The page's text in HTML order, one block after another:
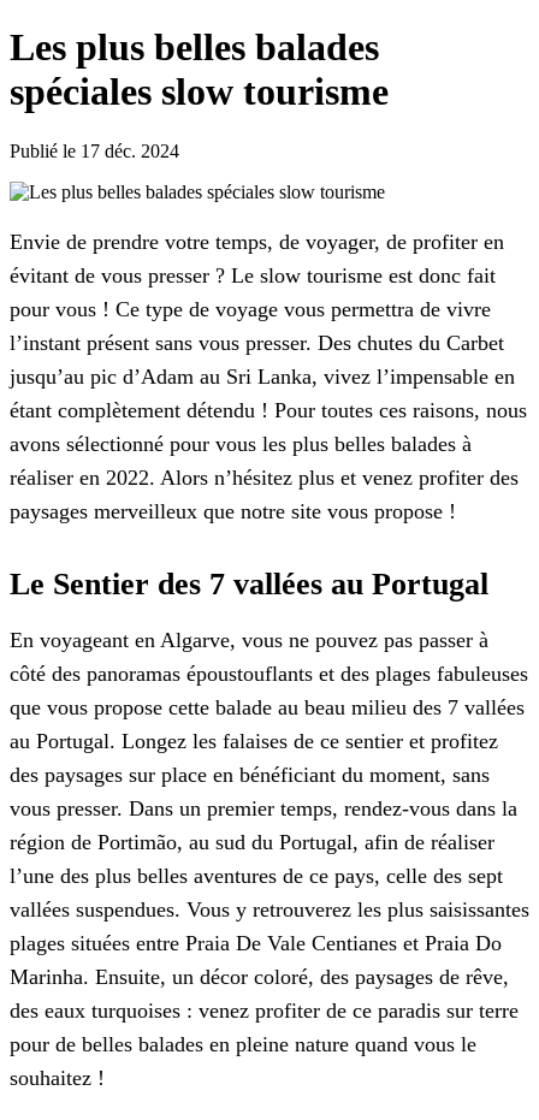
Les plus belles balades
spéciales slow tourisme
Publié le 17 déc. 2024
Envie de prendre votre temps, de voyager, de profiter en
évitant de vous presser ? Le slow tourisme est donc fait
pour vous ! Ce type de voyage vous permettra de vivre
l’instant présent sans vous presser. Des chutes du Carbet
jusqu’au pic d’Adam au Sri Lanka, vivez l’impensable en
étant complètement détendu ! Pour toutes ces raisons, nous
avons sélectionné pour vous les plus belles balades à
réaliser en 2022. Alors n’hésitez plus et venez profiter des
paysages merveilleux que notre site vous propose !
Le Sentier des 7 vallées au Portugal
En voyageant en Algarve, vous ne pouvez pas passer à
côté des panoramas époustouflants et des plages fabuleuses
que vous propose cette balade au beau milieu des 7 vallées
au Portugal. Longez les falaises de ce sentier et profitez
des paysages sur place en bénéficiant du moment, sans
vous presser. Dans un premier temps, rendez-vous dans la
région de Portimão, au sud du Portugal, afin de réaliser
l’une des plus belles aventures de ce pays, celle des sept
vallées suspendues. Vous y retrouverez les plus saisissantes
plages situées entre Praia De Vale Centianes et Praia Do
Marinha. Ensuite, un décor coloré, des paysages de rêve,
des eaux turquoises : venez profiter de ce paradis sur terre
pour de belles balades en pleine nature quand vous le
souhaitez !